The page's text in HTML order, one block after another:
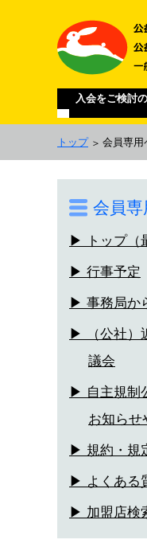
入会をご検討
トップ 会員専用
会員
▶ トップ（
▶ 行事予定
▶ 事務局か
▶ （公社）
議会
▶ 自主規制
お知らせ
▶ 規約・規
▶ よくある
▶ 加盟店検